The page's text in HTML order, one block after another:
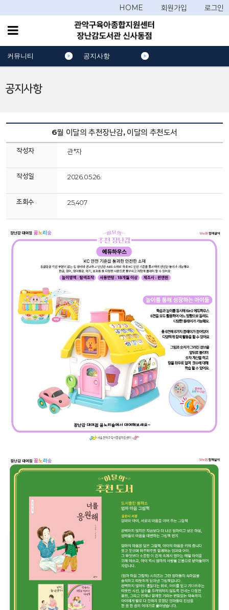
HOME 회원가입 로그인
공지사항
커뮤니티 공지사항
6월 이달의 추천장난감, 이달의 추천도서
작성자 관*자
작성일 2026.05.26.
조회수 25,407